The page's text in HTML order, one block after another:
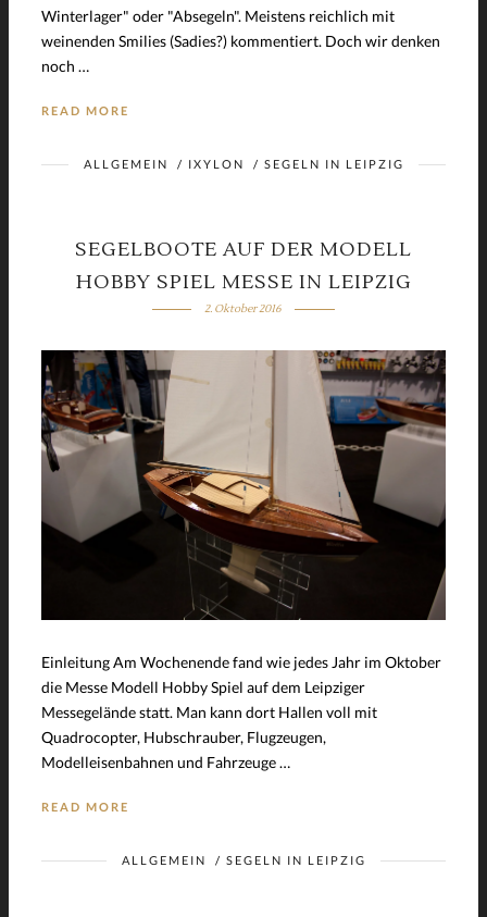
Winterlager" oder "Absegeln". Meistens reichlich mit
weinenden Smilies (Sadies?) kommentiert. Doch wir denken
noch …
READ MORE
ALLGEMEIN / IXYLON / SEGELN IN LEIPZIG
SEGELBOOTE AUF DER MODELL
HOBBY SPIEL MESSE IN LEIPZIG
2. Oktober 2016
Einleitung Am Wochenende fand wie jedes Jahr im Oktober
die Messe Modell Hobby Spiel auf dem Leipziger
Messegelände statt. Man kann dort Hallen voll mit
Quadrocopter, Hubschrauber, Flugzeugen,
Modelleisenbahnen und Fahrzeuge …
READ MORE
ALLGEMEIN / SEGELN IN LEIPZIG